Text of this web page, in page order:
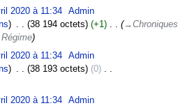
2020 à 11:34
Admin
38 194 octets +1 ‎
→‎Chroniques
2020 à 11:34
Admin
38 193 octets 0 ‎
2020 à 11:34
Admin